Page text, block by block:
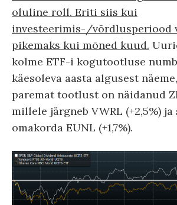
oluline roll. Eriti siis kui
investeerimis-/võrdlusperiood
pikemaks kui mõned kuud.
kolme ETF-i kogutootluse
käesoleva aasta algusest
paremat tootlust on näidanud
millele järgneb VWRL (+2,5%) ja
omakorda EUNL (+1,7%).